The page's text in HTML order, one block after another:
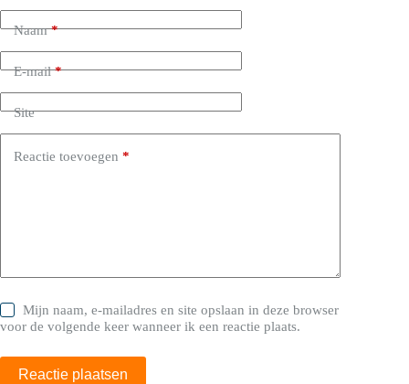
Naam*
E-mail*
Site
Reactie toevoegen *
Mijn naam, e-mailadres en site opslaan in deze browser
voor de volgende keer wanneer ik een reactie plaats.
Reactie plaatsen